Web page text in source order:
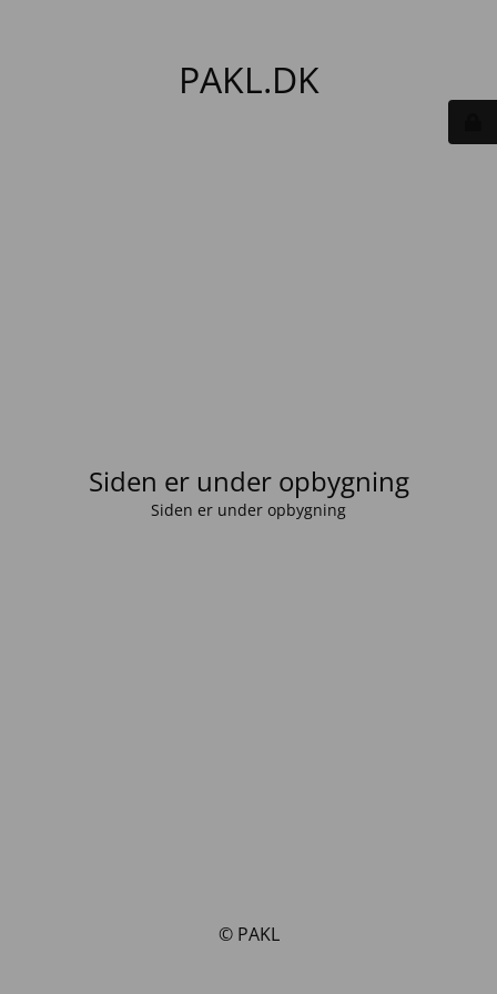
PAKL.DK
Siden er under opbygning
Siden er under opbygning
© PAKL